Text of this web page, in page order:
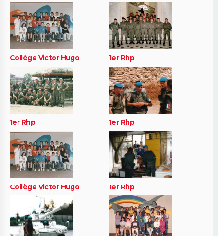
Collège Victor Hugo 1er Rhp
1er Rhp 1er Rhp
Collège Victor Hugo 1er Rhp